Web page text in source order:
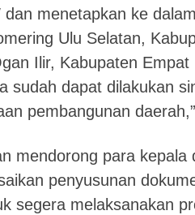
menetapkan ke
Ulu Selatan,
Ilir, Kabupaten
sudah dapat dilakukan
pembangunan
mendorong para
penyusunan
segera melaksanakan